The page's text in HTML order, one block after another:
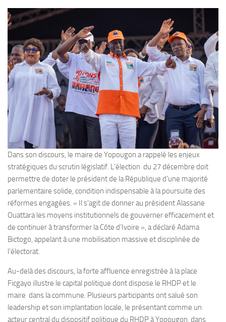
Dans son discours, le maire de Yopougon a rappelé les enjeux
stratégiques du scrutin législatif. L’élection du 27 décembre doit
permettre de doter le président de la République d’une majorité
parlementaire solide, condition indispensable à la poursuite des
réformes engagées. « Il s’agit de donner au président Alassane
Ouattara les moyens institutionnels de gouverner efficacement et
de continuer à transformer la Côte d’Ivoire », a déclaré Adama
Bictogo, appelant à une mobilisation massive et disciplinée de
l’électorat.
Au-delà des discours, la forte affluence enregistrée à la place
Ficgayo illustre le capital politique dont dispose le RHDP et le
maire dans la commune. Plusieurs participants ont salué son
leadership et son implantation locale, le présentant comme un
acteur central du dispositif politique du RHDP à Yopougon, dans